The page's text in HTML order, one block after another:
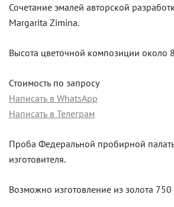
Сочетание эмалей авторской
Margarita Zimina.
Высота цветочной композиции около
Стоимость по запросу
Написать в WhatsApp
Написать в Телеграм
Проба Федеральной пробирной
изготовителя.
Возможно изготовление из золота